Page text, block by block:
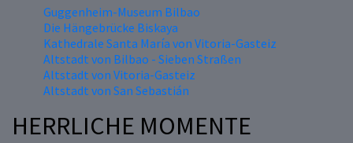
Guggenheim-Museum Bilbao
Die Hängebrücke Biskaya
Kathedrale Santa María von Vitoria-Gasteiz
Altstadt von Bilbao - Sieben Straßen
Altstadt von Vitoria-Gasteiz
Altstadt von San Sebastián
HERRLICHE MOMENTE